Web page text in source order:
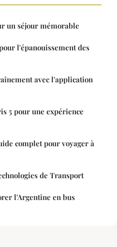
un séjour mémorable
l'épanouissement des
avec l'application
5 pour une expérience
complet pour voyager à
de Transport
l'Argentine en bus